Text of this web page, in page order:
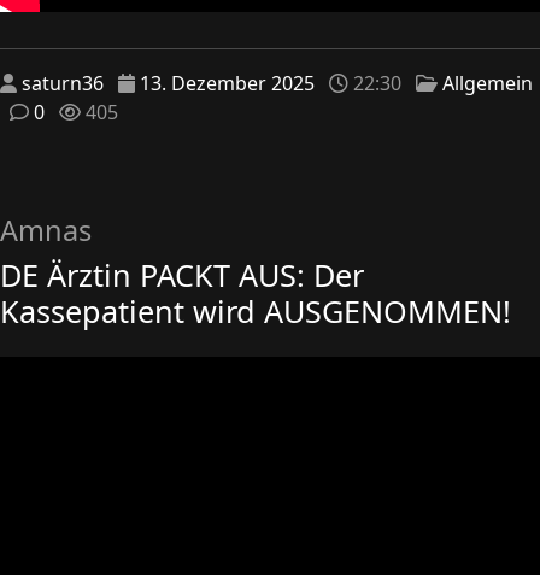
saturn36 13. Dezember 2025 22:30
Allgemein
0
405
Amnas
DE Ärztin PACKT AUS: Der
Kassepatient wird AUSGENOMMEN!